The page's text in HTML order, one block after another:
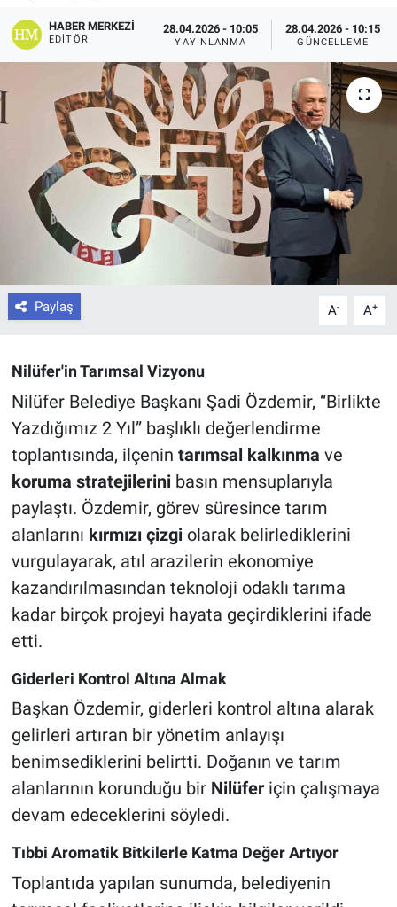
HABER MERKEZI
EDITÖR
28.04.2026 - 10:05
YAYINLANMA
28.04.2026 - 10:15
GÜNCELLEME
Paylaş A- A+
Nilüfer'in Tarımsal Vizyonu
Nilüfer Belediye Başkanı Şadi Özdemir, “Birlikte
Yazdığımız 2 Yıl” başlıklı değerlendirme
toplantısında, ilçenin tarımsal kalkınma ve
koruma stratejilerinibasın mensuplarıyla
paylaştı. Özdemir, görev süresince tarım
alanlarını kırmızı çizgiolarak belirlediklerini
vurgulayarak, atıl arazilerin ekonomiye
kazandırılmasından teknoloji odaklı tarıma
kadar birçok projeyi hayata geçirdiklerini ifade
etti.
Giderleri Kontrol Altına Almak
Başkan Özdemir, giderleri kontrol altına alarak
gelirleri artıran bir yönetim anlayışı
benimsediklerini belirtti. Doğanın ve tarım
alanlarının korunduğu bir Nilüferiçin çalışmaya
devam edeceklerini söyledi.
Tıbbi Aromatik Bitkilerle Katma Değer Artıyor
Toplantıda yapılan sunumda, belediyenin